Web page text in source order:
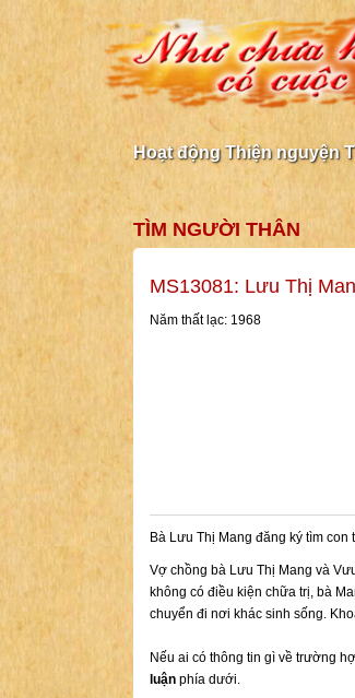
Hoạt động Thiện nguyện
TÌM NGƯỜI THÂN
MS13081: Lưu Thị
Năm thất lạc: 1968
Bà Lưu Thị Mang đăng ký tìm
Vợ chồng bà Lưu Thị Mang và
không có điều kiện chữa trị, bà
chuyển đi nơi khác sinh sống.
Nếu ai có thông tin gì về trường
luận phía dưới.